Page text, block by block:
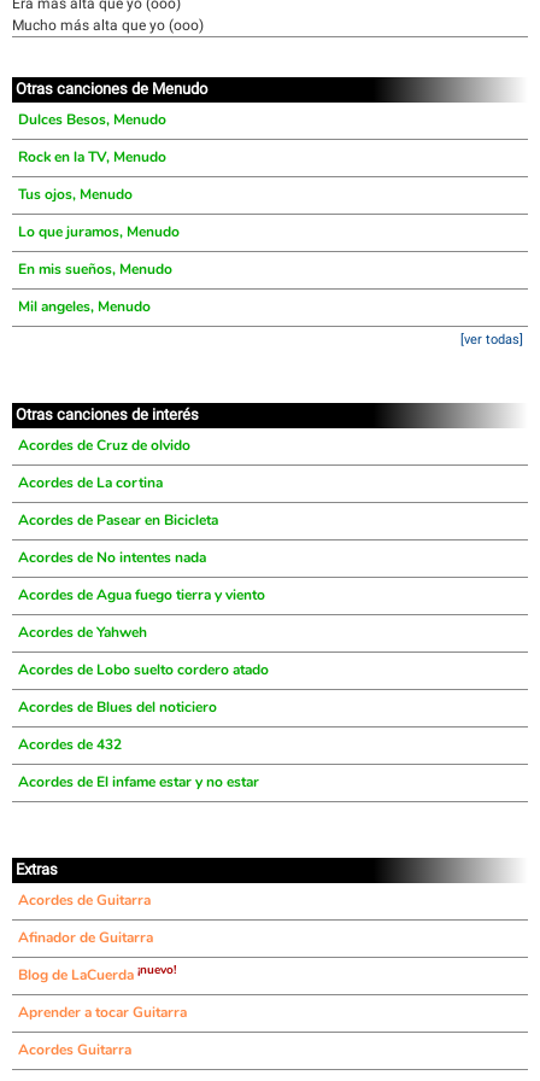
Era más alta que yo (ooo)
Mucho más alta que yo (ooo)
Otras canciones de Menudo
Dulces Besos, Menudo
Rock en la TV, Menudo
Tus ojos, Menudo
Lo que juramos, Menudo
En mis sueños, Menudo
Mil angeles, Menudo
[ver todas]
Otras canciones de interés
Acordes de Cruz de olvido
Acordes de La cortina
Acordes de Pasear en Bicicleta
Acordes de No intentes nada
Acordes de Agua fuego tierra y viento
Acordes de Yahweh
Acordes de Lobo suelto cordero atado
Acordes de Blues del noticiero
Acordes de 432
Acordes de El infame estar y no estar
Extras
Acordes de Guitarra
Afinador de Guitarra
Blog de LaCuerda ¡nuevo!
Aprender a tocar Guitarra
Acordes Guitarra